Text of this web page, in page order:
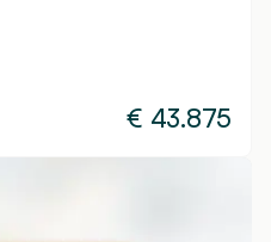
€ 43.875